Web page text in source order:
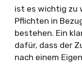
ist es wichtig zu
Pflichten in
bestehen. Ein
dafür, dass der
nach einem